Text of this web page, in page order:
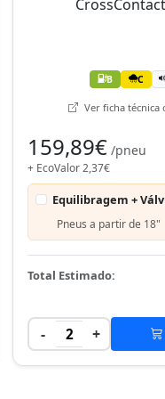
B C
Ver ficha técnica
159,89€ /pneu
+ EcoValor 2,37€
Equilibragem +
Pneus a partir de 18"
Total Estimado:
- 2 +